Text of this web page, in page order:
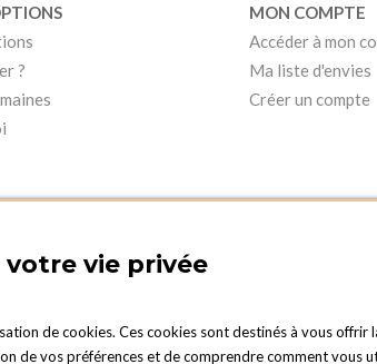
?
MON COMPTE
Accéder à mon
Ma liste d'envies
Créer un compte
LUXEMBOURG
vie privée
de cookies. Ces cookies sont destinés à vous
vos préférences et de comprendre comment vous